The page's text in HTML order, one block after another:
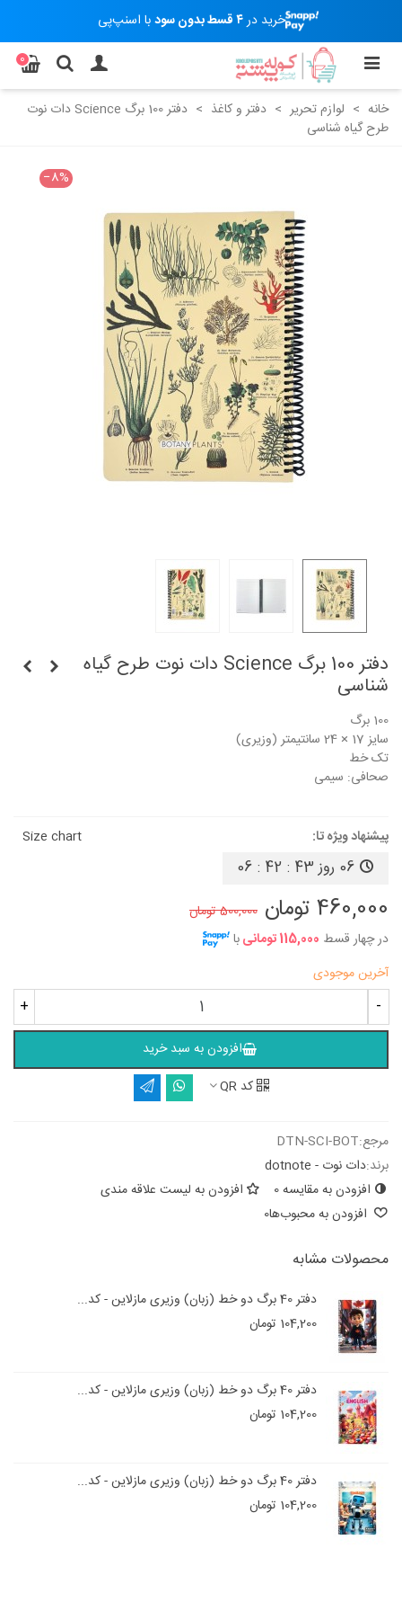
خرید در۴ قسط بدون سود با اسنپ‌پی
0
خانه > لوازم تحریر > دفتر و کاغذ >
دفتر 100 برگ Science دات نوت
طرح گیاه شناسی
‎−8%
دفتر 100 برگ Science دات نوت طرح گیاه
شناسی
100 برگ
سایز 17 × 24 سانتیمتر (وزیری)
تک خط
صحافی: سیمی
پیشنهاد ویژه تا:
06 روز 06 : 42 : 42
460,000 تومان
500,000 تومان
در چهار قسط 115,000 تومانی با
Size chart
آخرین موجودی
-
+
افزودن به سبد خرید
کد QR
مرجع:DTN-SCI-BOT
برند:دات نوت - dotnote
افزودن به مقایسه0
افزودن به لیست علاقه مندی
افزودن به محبوب‌ها0
محصولات مشابه
دفتر 40 برگ دو خط (زبان) وزیری مازلاین - کد...
104,200 تومان
دفتر 40 برگ دو خط (زبان) وزیری مازلاین - کد...
104,200 تومان
دفتر 40 برگ دو خط (زبان) وزیری مازلاین - کد...
104,200 تومان